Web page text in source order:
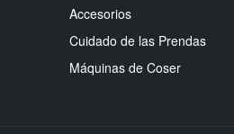
Accesorios
Cuidado de las Prendas
Máquinas de Coser